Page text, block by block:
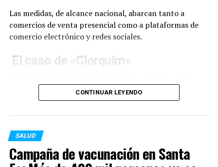
Las medidas, de alcance nacional, abarcan tanto a
comercios de venta presencial como a plataformas de
comercio electrónico y redes sociales.
El caso de «Clorquim»
Boletín Oficial, la ANMAT oficializó la prohibición sobre
todos los lotes de desinfectantes, limpiadores y
productos para tratamiento de superficies de la firma
La investigación determinó que los artículos no
contaban con el registro sanitario correspondiente.
CONTINUAR LEYENDO
SALUD
Campaña de vacunación en Santa